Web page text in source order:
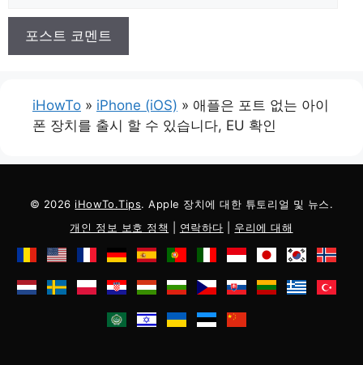
일
iHowTo » iPhone (iOS) » 애플은 포트 없는 아이
폰 장치를 출시 할 수 있습니다, EU 확인
© 2026 iHowTo.Tips. Apple 장치에 대한 튜토리얼 및 뉴스.
개인 정보 보호 정책
연락하다 우리에 대해